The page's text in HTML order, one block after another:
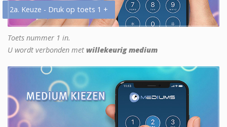
2a. Keuze - Druk op toets 1 +
Toets nummer 1 in.
U wordt verbonden met willekeurig medium